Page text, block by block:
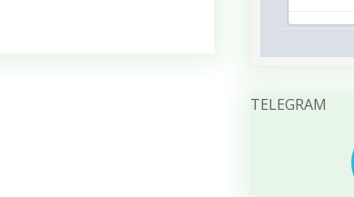
TELEGRAM